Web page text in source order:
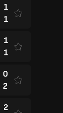
1
1
1
1
0
2
2